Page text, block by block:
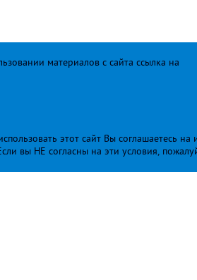
материалов с сайта ссылка на
этот сайт Вы соглашаетесь
вы НЕ согласны на эти условия,